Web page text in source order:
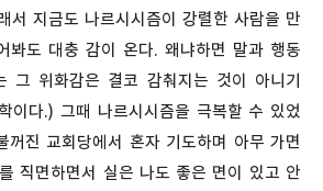
서 지금도 나르시시즘이 강렬한 사람을 만
봐도 대충 감이 온다. 왜냐하면 말과 행동
그 위화감은 결코 감춰지는 것이 아니기
이다.) 그때 나르시시즘을 극복할 수 있었
꺼진 교회당에서 혼자 기도하며 아무 가면
직면하면서 실은 나도 좋은 면이 있고 안